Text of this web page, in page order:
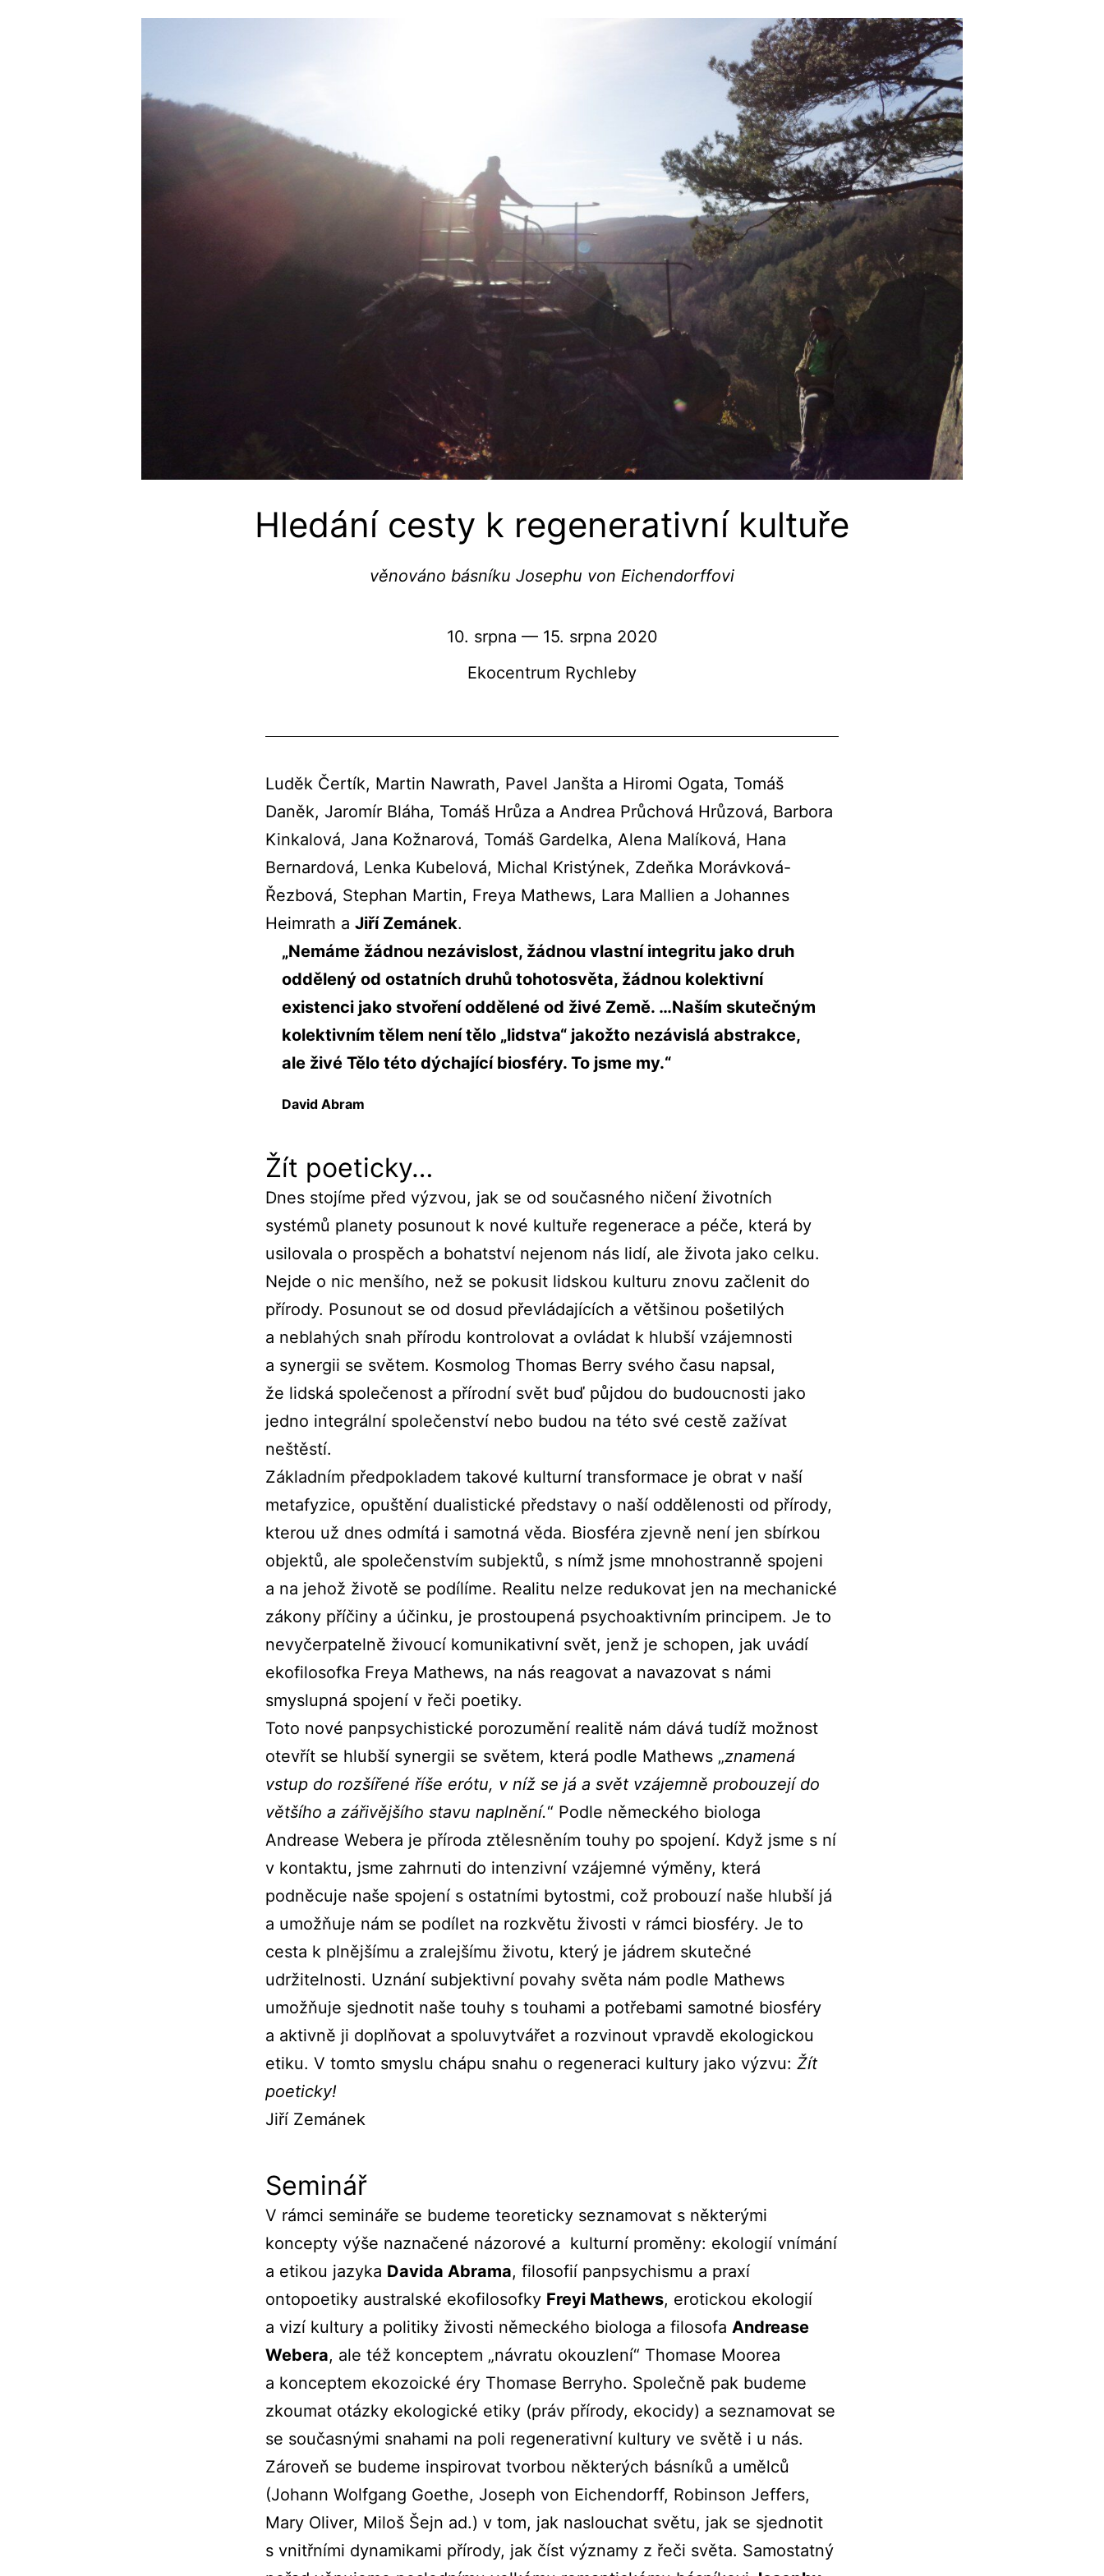
Hledání cesty k regenerativní kultuře
věnováno básníku Josephu von Eichendorffovi
10. srpna — 15. srpna 2020
Ekocentrum Rychleby
Luděk Čertík, Martin Nawrath, Pavel Janšta a Hiromi Ogata, Tomáš
Daněk, Jaromír Bláha, Tomáš Hrůza a Andrea Průchová Hrůzová, Barbora
Kinkalová, Jana Kožnarová, Tomáš Gardelka, Alena Malíková, Hana
Bernardová, Lenka Kubelová, Michal Kristýnek, Zdeňka Morávková-
Řezbová, Stephan Martin, Freya Mathews, Lara Mallien a Johannes
Heimrath a Jiří Zemánek.
„Nemáme žádnou nezávislost, žádnou vlastní integritu jako druh
oddělený od ostatních druhů tohotosvěta, žádnou kolektivní
existenci jako stvoření oddělené od živé Země. …Naším skutečným
kolektivním tělem není tělo „lidstva“ jakožto nezávislá abstrakce,
ale živé Tělo této dýchající biosféry. To jsme my.“
David Abram
Žít poeticky…
Dnes stojíme před výzvou, jak se od současného ničení životních
systémů planety posunout k nové kultuře regenerace a péče, která by
usilovala o prospěch a bohatství nejenom nás lidí, ale života jako celku.
Nejde o nic menšího, než se pokusit lidskou kulturu znovu začlenit do
přírody. Posunout se od dosud převládajících a většinou pošetilých
a neblahých snah přírodu kontrolovat a ovládat k hlubší vzájemnosti
a synergii se světem. Kosmolog Thomas Berry svého času napsal,
že lidská společenost a přírodní svět buď půjdou do budoucnosti jako
jedno integrální společenství nebo budou na této své cestě zažívat
neštěstí.
Základním předpokladem takové kulturní transformace je obrat v naší
metafyzice, opuštění dualistické představy o naší oddělenosti od přírody,
kterou už dnes odmítá i samotná věda. Biosféra zjevně není jen sbírkou
objektů, ale společenstvím subjektů, s nímž jsme mnohostranně spojeni
a na jehož životě se podílíme. Realitu nelze redukovat jen na mechanické
zákony příčiny a účinku, je prostoupená psychoaktivním principem. Je to
nevyčerpatelně živoucí komunikativní svět, jenž je schopen, jak uvádí
ekofilosofka Freya Mathews, na nás reagovat a navazovat s námi
smyslupná spojení v řeči poetiky.
Toto nové panpsychistické porozumění realitě nám dává tudíž možnost
otevřít se hlubší synergii se světem, která podle Mathews „znamená
vstup do rozšířené říše erótu, v níž se já a svět vzájemně probouzejí do
většího a zářivějšího stavu naplnění.“ Podle německého biologa
Andrease Webera je příroda ztělesněním touhy po spojení. Když jsme s ní
v kontaktu, jsme zahrnuti do intenzivní vzájemné výměny, která
podněcuje naše spojení s ostatními bytostmi, což probouzí naše hlubší já
a umožňuje nám se podílet na rozkvětu živosti v rámci biosféry. Je to
cesta k plnějšímu a zralejšímu životu, který je jádrem skutečné
udržitelnosti. Uznání subjektivní povahy světa nám podle Mathews
umožňuje sjednotit naše touhy s touhami a potřebami samotné biosféry
a aktivně ji doplňovat a spoluvytvářet a rozvinout vpravdě ekologickou
etiku. V tomto smyslu chápu snahu o regeneraci kultury jako výzvu: Žít
poeticky!
Jiří Zemánek
Seminář
V rámci semináře se budeme teoreticky seznamovat s některými
koncepty výše naznačené názorové a kulturní proměny: ekologií vnímání
a etikou jazyka Davida Abrama, filosofií panpsychismu a praxí
ontopoetiky australské ekofilosofky Freyi Mathews, erotickou ekologií
a vizí kultury a politiky živosti německého biologa a filosofa Andrease
Webera, ale též konceptem „návratu okouzlení“ Thomase Moorea
a konceptem ekozoické éry Thomase Berryho. Společně pak budeme
zkoumat otázky ekologické etiky (práv přírody, ekocidy) a seznamovat se
se současnými snahami na poli regenerativní kultury ve světě i u nás.
Zároveň se budeme inspirovat tvorbou některých básníků a umělců
(Johann Wolfgang Goethe, Joseph von Eichendorff, Robinson Jeffers,
Mary Oliver, Miloš Šejn ad.) v tom, jak naslouchat světu, jak se sjednotit
s vnitřními dynamikami přírody, jak číst významy z řeči světa. Samostatný